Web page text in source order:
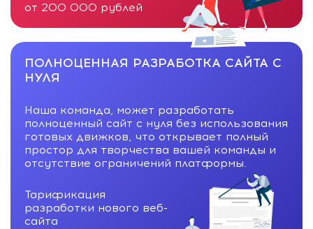
от 200 000 рублей
ПОЛНОЦЕННАЯ РАЗРАБОТКА САЙТА С
НУЛЯ
Наша команда, может разработать
полноценный сайт с нуля без использования
готовых движков, что открывает полный
простор для творчества вашей команды и
отсутствие ограничений платформы.
Тарификация
разработки нового веб-
сайта